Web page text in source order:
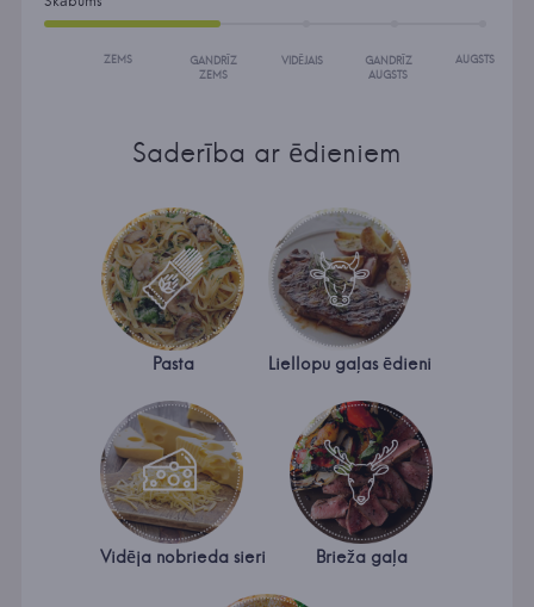
ZEMS
GANDRĪZ
ZEMS
VIDĒJAIS
GANDRĪZ
AUGSTS
AUGSTS
Saderība ar ēdieniem
Pasta Liellopu gaļas ēdieni
Vidēja nobrieda sieri Brieža gaļa